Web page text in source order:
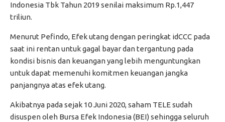
Indonesia Tbk Tahun 2019 senilai maksimum Rp.1,447
triliun.
Menurut Pefindo, Efek utang dengan peringkat idCCC pada
saat ini rentan untuk gagal bayar dan tergantung pada
kondisi bisnis dan keuangan yang lebih menguntungkan
untuk dapat memenuhi komitmen keuangan jangka
panjangnya atas efek utang.
Akibatnya pada sejak 10 Juni 2020, saham TELE sudah
disuspen oleh Bursa Efek Indonesia (BEI) sehingga seluruh